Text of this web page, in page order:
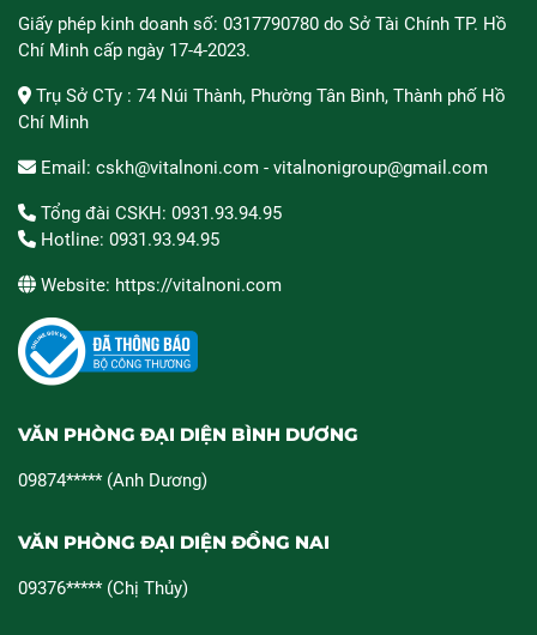
Giấy phép kinh doanh số: 0317790780 do Sở Tài Chính TP. Hồ
Chí Minh cấp ngày 17-4-2023.
Trụ Sở CTy : 74 Núi Thành, Phường Tân Bình, Thành phố Hồ
Chí Minh
Email: cskh@vitalnoni.com - vitalnonigroup@gmail.com
Tổng đài CSKH: 0931.93.94.95
Hotline: 0931.93.94.95
Website: https://vitalnoni.com
VĂN PHÒNG ĐẠI DIỆN BÌNH DƯƠNG
09874***** (Anh Dương)
VĂN PHÒNG ĐẠI DIỆN ĐỒNG NAI
09376***** (Chị Thủy)